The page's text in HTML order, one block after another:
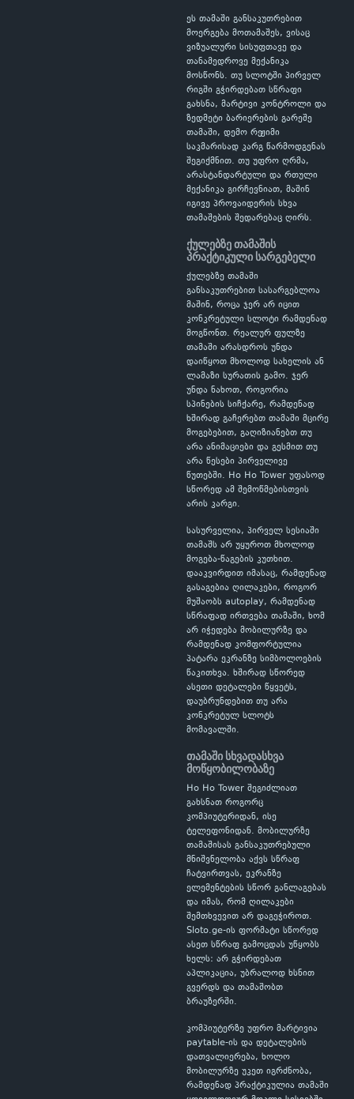
ეს თამაში განსაკუთრებით
მოერგება მოთამაშეს, ვისაც
ვიზუალური სისუფთავე და
თანამედროვე მექანიკა
მოსწონს. თუ სლოტში პირველ
რიგში გჭირდებათ სწრაფი
გახსნა, მარტივი კონტროლი და
ზედმეტი ბარიერების გარეშე
თამაში, დემო რეჟიმი
საკმარისად კარგ წარმოდგენას
შეგიქმნით. თუ უფრო ღრმა,
არასტანდარტული და რთული
მექანიკა გირჩევნიათ, მაშინ
იგივე პროვაიდერის სხვა
თამაშების შედარებაც ღირს.
ქულებზე თამაშის
პრაქტიკული სარგებელი
ქულებზე თამაში
განსაკუთრებით სასარგებლოა
მაშინ, როცა ჯერ არ იცით
კონკრეტული სლოტი რამდენად
მოგწონთ. რეალურ ფულზე
თამაში არასდროს უნდა
დაიწყოთ მხოლოდ სახელის ან
ლამაზი სურათის გამო. ჯერ
უნდა ნახოთ, როგორია
სპინების სიჩქარე, რამდენად
ხშირად გაჩერებთ თამაში მცირე
მოგებებით, გაღიზიანებთ თუ
არა ანიმაციები და გესმით თუ
არა წესები პირველივე
წუთებში. Ho Ho Tower უფასოდ
სწორედ ამ შემოწმებისთვის
არის კარგი.
სასურველია, პირველ სესიაში
თამაშს არ უყუროთ მხოლოდ
მოგება-წაგების კუთხით.
დააკვირდით იმასაც, რამდენად
გასაგებია ღილაკები, როგორ
მუშაობს autoplay, რამდენად
სწრაფად ირთვება თამაში, ხომ
არ იჭედება მობილურზე და
რამდენად კომფორტულია
პატარა ეკრანზე სიმბოლოების
წაკითხვა. ხშირად სწორედ
ასეთი დეტალები წყვეტს,
დაუბრუნდებით თუ არა
კონკრეტულ სლოტს
მომავალში.
თამაში სხვადასხვა
მოწყობილობაზე
Ho Ho Tower შეგიძლიათ
გახსნათ როგორც
კომპიუტერიდან, ისე
ტელეფონიდან. მობილურზე
თამაშისას განსაკუთრებული
მნიშვნელობა აქვს სწრაფ
ჩატვირთვას, ეკრანზე
ელემენტების სწორ განლაგებას
და იმას, რომ ღილაკები
შემთხვევით არ დაგეჭიროთ.
Sloto.ge-ის ფორმატი სწორედ
ასეთ სწრაფ გამოცდას უწყობს
ხელს: არ გჭირდებათ
აპლიკაცია, უბრალოდ ხსნით
გვერდს და თამაშობთ
ბრაუზერში.
კომპიუტერზე უფრო მარტივია
paytable-ის და დეტალების
დათვალიერება, ხოლო
მობილურზე უკეთ იგრძნობა,
რამდენად პრაქტიკულია თამაში